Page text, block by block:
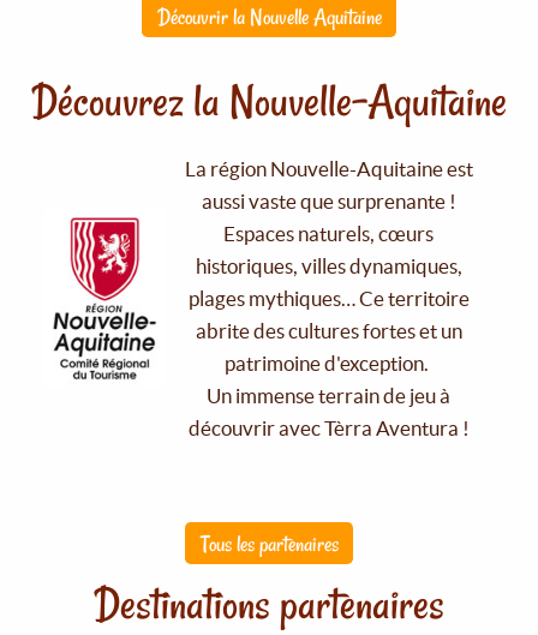
Découvrir la Nouvelle Aquitaine
Découvrez la Nouvelle-Aquitaine
La région Nouvelle-Aquitaine est
aussi vaste que surprenante !
Espaces naturels, cœurs
historiques, villes dynamiques,
plages mythiques… Ce territoire
abrite des cultures fortes et un
patrimoine d'exception.
Un immense terrain de jeu à
découvrir avec Tèrra Aventura !
Tous les partenaires
Destinations partenaires